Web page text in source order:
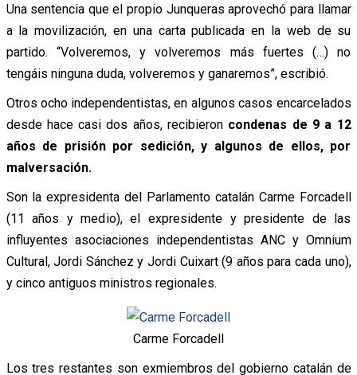
Una sentencia que el propio Junqueras aprovechó para llamar
a la movilización, en una carta publicada en la web de su
partido. “Volveremos, y volveremos más fuertes (…) no
tengáis ninguna duda, volveremos y ganaremos”, escribió.
Otros ocho independentistas, en algunos casos encarcelados
desde hace casi dos años, recibieron condenas de 9 a 12
años de prisión por sedición, y algunos de ellos, por
malversación.
Son la expresidenta del Parlamento catalán Carme Forcadell
(11 años y medio), el expresidente y presidente de las
influyentes asociaciones independentistas ANC y Omnium
Cultural, Jordi Sánchez y Jordi Cuixart (9 años para cada uno),
y cinco antiguos ministros regionales.
Carme Forcadell
Los tres restantes son exmiembros del gobierno catalán de